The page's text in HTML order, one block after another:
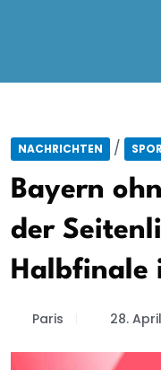
NACHRICHTEN /
Bayern
der
Halbfinale
Paris 28.